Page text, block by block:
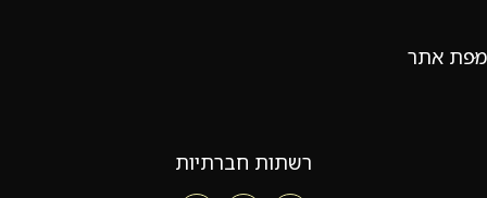
מפת אתר
רשתות חברתיות